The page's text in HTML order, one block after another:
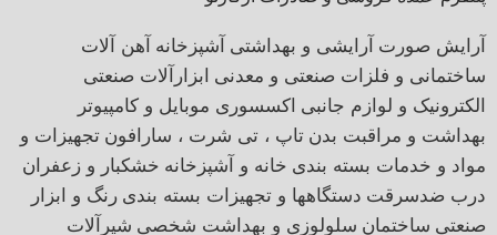
آرایش صورت آرایشی و بهداشتی آشپزخانه آهن آلات
ساختمانی و فلزات صنعتی و معدنی ابزارآلات صنعتی
الکترونیک و لوازم جانبی اکسسوری موبایل و کامپیوتر
بهداشت و مراقبت بدن تاپ ، تی شرت ، سارافون تجهیزات و
مواد و خدمات بسته بندی خانه و آشپزخانه خشکبار و زعفران
درب ضدسرقت دستگاهها و تجهیزات بسته بندی رنگ و ابزار
صنعتی ساختمان سلولوزی و بهداشت شخصی شیرآلات